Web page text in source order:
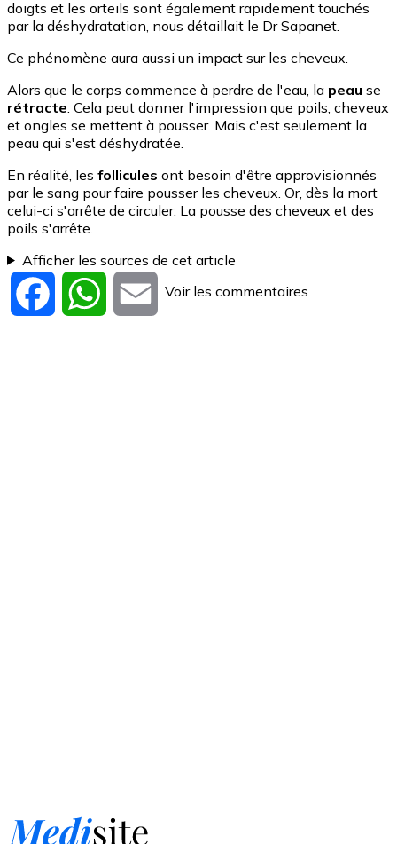
doigts et les orteils sont également rapidement touchés
par la déshydratation, nous détaillait le Dr Sapanet.
Ce phénomène aura aussi un impact sur les cheveux.
Alors que le corps commence à perdre de l'eau, la peau se
rétracte . Cela peut donner l'impression que poils, cheveux
et ongles se mettent à pousser. Mais c'est seulement la
peau qui s'est déshydratée.
En réalité, les follicules ont besoin d'être approvisionnés
par le sang pour faire pousser les cheveux. Or, dès la mort
celui-ci s'arrête de circuler. La pousse des cheveux et des
poils s'arrête.
Afficher les sources de cet article
Facebook WhatsApp
Email
Voir les commentaires